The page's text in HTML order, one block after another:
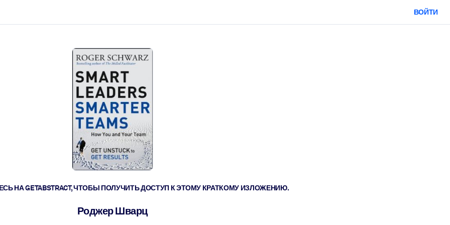
ВОЙТИ
НА GETABSTRACT, ЧТОБЫ ПОЛУЧИТЬ ДОСТУП К ЭТОМУ КРАТКОМУ ИЗЛОЖЕНИЮ.
Роджер Шварц